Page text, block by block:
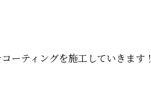
ーティングを施工していきます！